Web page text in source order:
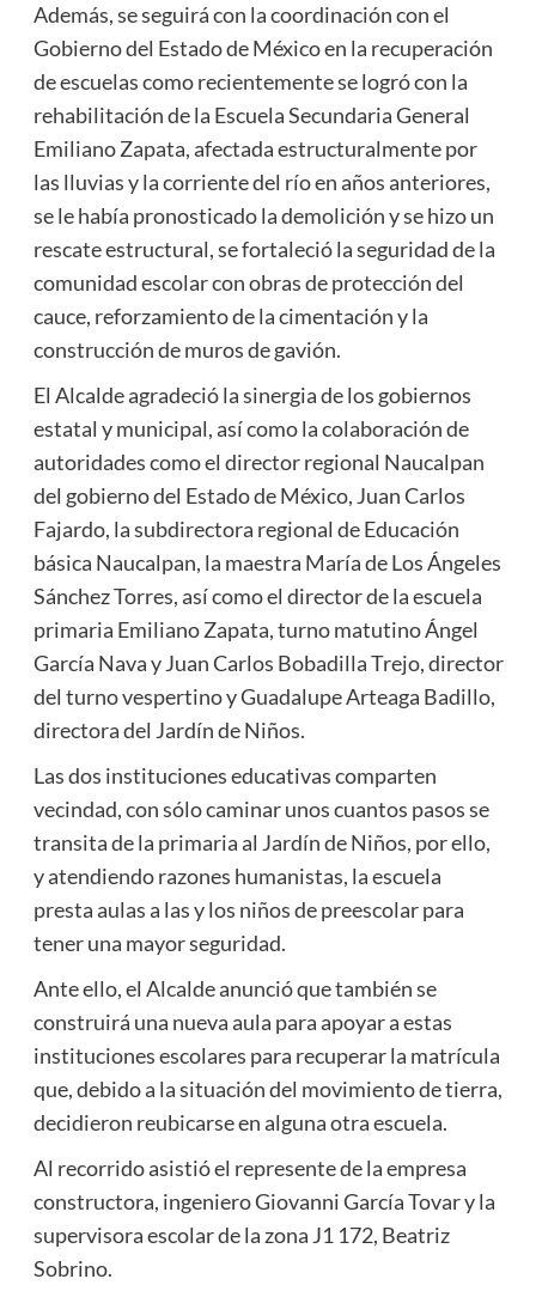
Además, se seguirá con la coordinación con el
Gobierno del Estado de México en la recuperación
de escuelas como recientemente se logró con la
rehabilitación de la Escuela Secundaria General
Emiliano Zapata, afectada estructuralmente por
las lluvias y la corriente del río en años anteriores,
se le había pronosticado la demolición y se hizo un
rescate estructural, se fortaleció la seguridad de la
comunidad escolar con obras de protección del
cauce, reforzamiento de la cimentación y la
construcción de muros de gavión.
El Alcalde agradeció la sinergia de los gobiernos
estatal y municipal, así como la colaboración de
autoridades como el director regional Naucalpan
del gobierno del Estado de México, Juan Carlos
Fajardo, la subdirectora regional de Educación
básica Naucalpan, la maestra María de Los Ángeles
Sánchez Torres, así como el director de la escuela
primaria Emiliano Zapata, turno matutino Ángel
García Nava y Juan Carlos Bobadilla Trejo, director
del turno vespertino y Guadalupe Arteaga Badillo,
directora del Jardín de Niños.
Las dos instituciones educativas comparten
vecindad, con sólo caminar unos cuantos pasos se
transita de la primaria al Jardín de Niños, por ello,
y atendiendo razones humanistas, la escuela
presta aulas a las y los niños de preescolar para
tener una mayor seguridad.
Ante ello, el Alcalde anunció que también se
construirá una nueva aula para apoyar a estas
instituciones escolares para recuperar la matrícula
que, debido a la situación del movimiento de tierra,
decidieron reubicarse en alguna otra escuela.
Al recorrido asistió el represente de la empresa
constructora, ingeniero Giovanni García Tovar y la
supervisora escolar de la zona J1 172, Beatriz
Sobrino.